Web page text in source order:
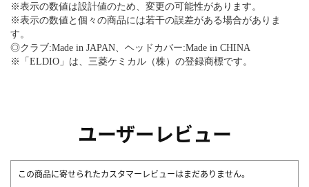
※表示の数値は設計値のため、変更の可能性があります。
※表示の数値と個々の商品には若干の誤差がある場合がありま
す。
◎クラブ:Made in JAPAN、ヘッドカバー:Made in CHINA
※「ELDIO」は、三菱ケミカル（株）の登録商標です。
ユーザーレビュー
この商品に寄せられたカスタマーレビューはまだありません。